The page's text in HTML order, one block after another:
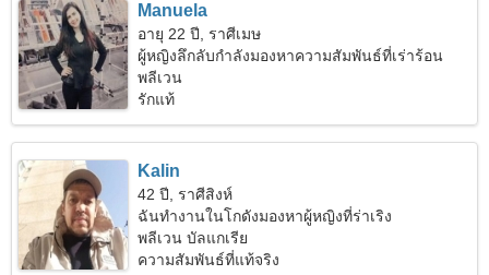
Manuela
อายุ 22 ปี, ราศีเมษ
ผู้หญิงลึกลับกำลังมองหาความสัมพันธ์ที่เร่าร้อน
พลีเวน
รักแท้
Kalin
42 ปี, ราศีสิงห์
ฉันทำงานในโกดังมองหาผู้หญิงที่ร่าเริง
พลีเวน บัลแกเรีย
ความสัมพันธ์ที่แท้จริง